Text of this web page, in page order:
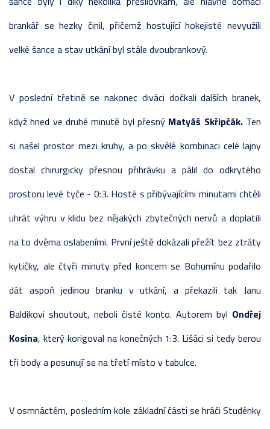
brankář se hezky činil, přičemž hostující hokejisté nevyužili
velké šance a stav utkání byl stále dvoubrankový.
V poslední třetině se nakonec diváci dočkali dalších branek,
když hned ve druhé minutě byl přesný Matyáš Skřipčák.Ten
si našel prostor mezi kruhy, a po skvělé kombinaci celé lajny
dostal chirurgicky přesnou přihrávku a pálil do odkrytého
prostoru levé tyče - 0:3. Hosté s přibývajícími minutami chtěli
uhrát výhru v klidu bez nějakých zbytečných nervů a doplatili
na to dvěma oslabeními. První ještě dokázali přežít bez ztráty
kytičky, ale čtyři minuty před koncem se Bohumínu podařilo
dát aspoň jedinou branku v utkání, a překazili tak Janu
Baldikovi shoutout, neboli čisté konto. Autorem byl Ondřej
Kosina, který korigoval na konečných 1:3. Lišáci si tedy berou
tři body a posunují se na třetí místo v tabulce.
V osmnáctém, posledním kole základní části se hráči Studénky